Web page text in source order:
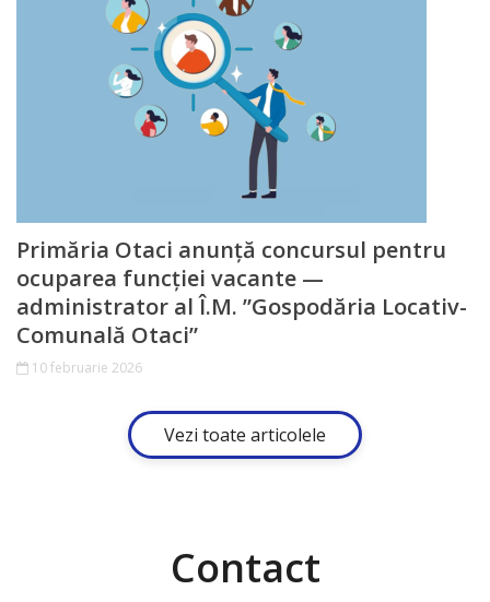
Primăria Otaci anunță concursul pentru
ocuparea funcției vacante —
administrator al Î.M. ”Gospodăria Locativ-
Comunală Otaci”
10 februarie 2026
Vezi toate articolele
Contact